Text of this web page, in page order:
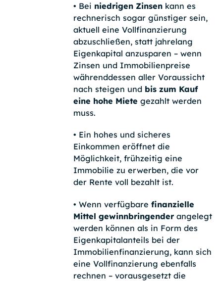
• Bei niedrigen Zinsenkann es
rechnerisch sogar günstiger sein,
aktuell eine Vollfinanzierung
abzuschließen, statt jahrelang
Eigenkapital anzusparen – wenn
Zinsen und Immobilienpreise
währenddessen aller Voraussicht
nach steigen und bis zum Kauf
eine hohe Miete gezahlt werden
muss.
• Ein hohes und sicheres
Einkommen eröffnet die
Möglichkeit, frühzeitig eine
Immobilie zu erwerben, die vor
der Rente voll bezahlt ist.
• Wenn verfügbare finanzielle
Mittel gewinnbringenderangelegt
werden können als in Form des
Eigenkapitalanteils bei der
Immobilienfinanzierung, kann sich
eine Vollfinanzierung ebenfalls
rechnen – vorausgesetzt die